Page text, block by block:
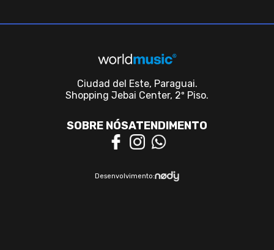
Ciudad del Este, Paraguai.
Shopping Jebai Center, 2º Piso.
SOBRE NÓSATENDIMENTO
Desenvolvimento: